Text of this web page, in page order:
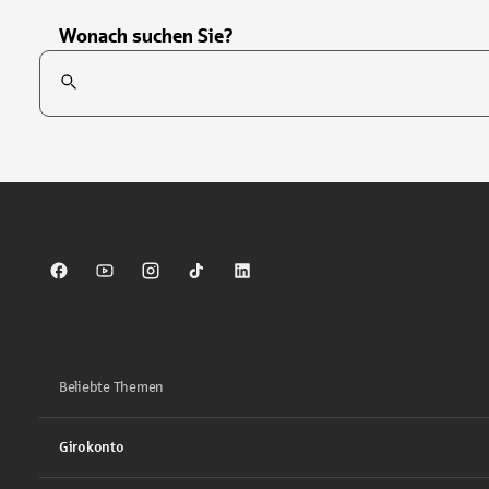
Wonach suchen Sie?
Suchfeld
Sparkasse auf Facebook
Sparkasse auf Youtube
Sparkasse auf Instagram
Sparkasse auf TikTok
Sparkasse auf LinkedIn
Beliebte Themen
Girokonto